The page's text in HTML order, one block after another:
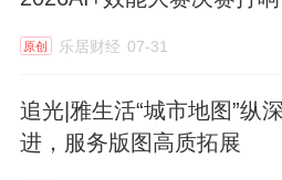
原创 乐居财经 07-31
追光|雅生活“城市地图”纵
进，服务版图高质拓展